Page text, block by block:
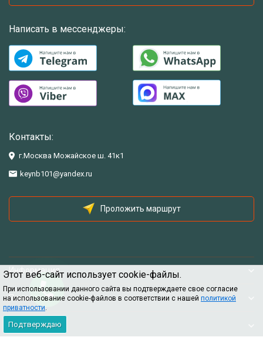
Этот веб-сайт использует cookie-файлы.
При использовании данного сайта вы подтверждаете свое согласие
на использование cookie-файлов в соответствии с нашей политикой
приватности.
Подтверждаю
Написать в мессенджеры:
Контакты:
г.Москва Можайское ш. 41к1
keynb101@yandex.ru
Проложить маршрут
Информация
Помощь
Информация